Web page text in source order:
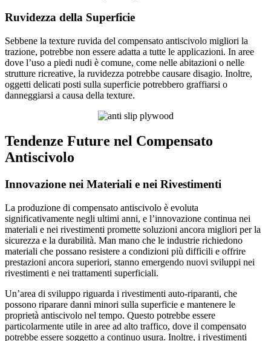
Ruvidezza della Superficie
Sebbene la texture ruvida del compensato antiscivolo migliori la
trazione, potrebbe non essere adatta a tutte le applicazioni. In aree
dove l’uso a piedi nudi è comune, come nelle abitazioni o nelle
strutture ricreative, la ruvidezza potrebbe causare disagio. Inoltre,
oggetti delicati posti sulla superficie potrebbero graffiarsi o
danneggiarsi a causa della texture.
Tendenze Future nel Compensato
Antiscivolo
Innovazione nei Materiali e nei Rivestimenti
La produzione di compensato antiscivolo è evoluta
significativamente negli ultimi anni, e l’innovazione continua nei
materiali e nei rivestimenti promette soluzioni ancora migliori per la
sicurezza e la durabilità. Man mano che le industrie richiedono
materiali che possano resistere a condizioni più difficili e offrire
prestazioni ancora superiori, stanno emergendo nuovi sviluppi nei
rivestimenti e nei trattamenti superficiali.
Un’area di sviluppo riguarda i rivestimenti auto-riparanti, che
possono riparare danni minori sulla superficie e mantenere le
proprietà antiscivolo nel tempo. Questo potrebbe essere
particolarmente utile in aree ad alto traffico, dove il compensato
potrebbe essere soggetto a continuo usura. Inoltre, i rivestimenti